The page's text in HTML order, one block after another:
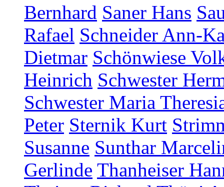
Bernhard Saner Hans
Rafael Schneider Ann-
Dietmar Schönwiese
Heinrich Schwester
Schwester Maria
Peter Sternik Kurt
Susanne Sunthar
Gerlinde Thanheiser